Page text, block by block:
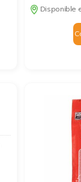
Disponible